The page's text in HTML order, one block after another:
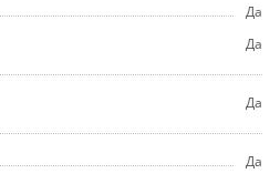
Да
Да
Да
Да